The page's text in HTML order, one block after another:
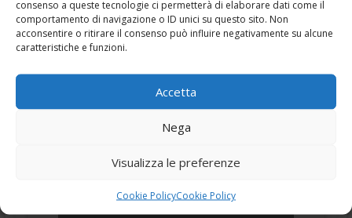
consenso a queste tecnologie ci permetterà di elaborare dati come il
comportamento di navigazione o ID unici su questo sito. Non
acconsentire o ritirare il consenso può influire negativamente su alcune
caratteristiche e funzioni.
Accetta
Nega
Visualizza le preferenze
Cookie PolicyCookie Policy
non decolla mai niente –
2/10/2021